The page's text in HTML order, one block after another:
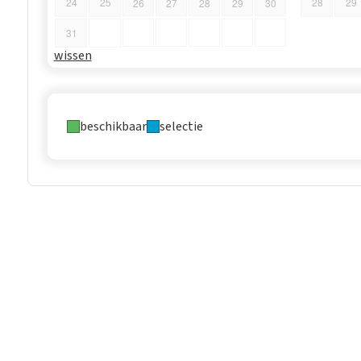
31
wissen
beschikbaar selectie